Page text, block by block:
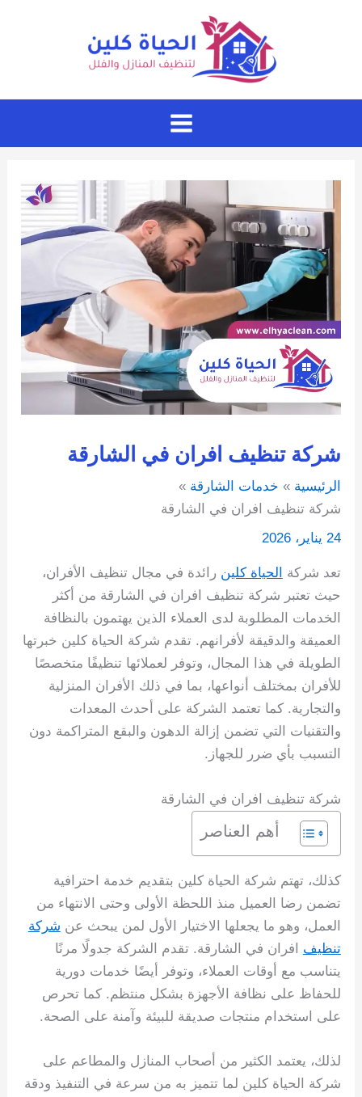
شركة تنظيف افران في الشارقة
الرئيسية
خدمات الشارقة
شركة تنظيف افران في الشارقة
24 يناير، 2026
تعد شركة الحياة كلين رائدة في مجال تنظيف الأفران،
حيث تعتبر شركة تنظيف افران في الشارقة من أكثر
الخدمات المطلوبة لدى العملاء الذين يهتمون بالنظافة
العميقة والدقيقة لأفرانهم. تقدم شركة الحياة كلين خبرتها
الطويلة في هذا المجال، وتوفر لعملائها تنظيفًا متخصصًا
للأفران بمختلف أنواعها، بما في ذلك الأفران المنزلية
والتجارية. كما تعتمد الشركة على أحدث المعدات
والتقنيات التي تضمن إزالة الدهون والبقع المتراكمة دون
التسبب بأي ضرر للجهاز.
شركة تنظيف افران في الشارقة
أهم العناصر
كذلك، تهتم شركة الحياة كلين بتقديم خدمة احترافية
تضمن رضا العميل منذ اللحظة الأولى وحتى الانتهاء من
العمل، وهو ما يجعلها الاختيار الأول لمن يبحث عن شركة
تنظيف افران في الشارقة. تقدم الشركة جدولًا مرنًا
يتناسب مع أوقات العملاء، وتوفر أيضًا خدمات دورية
للحفاظ على نظافة الأجهزة بشكل منتظم. كما تحرص
على استخدام منتجات صديقة للبيئة وآمنة على الصحة.
لذلك، يعتمد الكثير من أصحاب المنازل والمطاعم على
شركة الحياة كلين لما تتميز به من سرعة في التنفيذ ودقة